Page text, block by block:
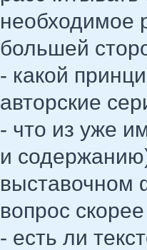
необходимое
большей
- какой
авторские
- что из уже
и
выставочном
вопрос
- есть ли